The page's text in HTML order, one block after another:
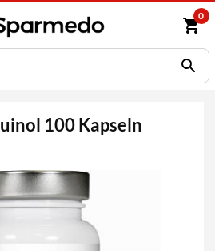
0
100 Kapseln